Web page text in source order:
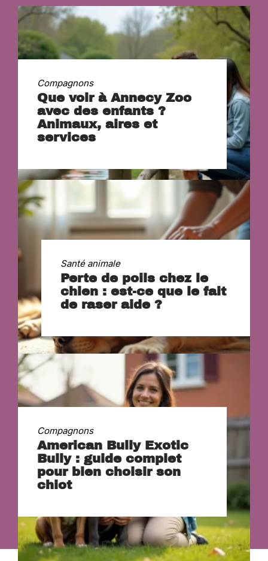
Compagnons
Que voir à Annecy Zoo
avec des enfants ?
Animaux, aires et
services
Santé animale
Perte de poils chez le
chien : est-ce que le fait
de raser aide ?
Compagnons
American Bully Exotic
Bully : guide complet
pour bien choisir son
chiot